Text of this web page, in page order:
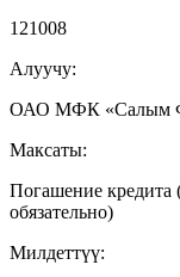
121008
Алуучу:
ОАО МФК «Салым
Максаты:
Погашение
обязательно)
Милдеттүү: